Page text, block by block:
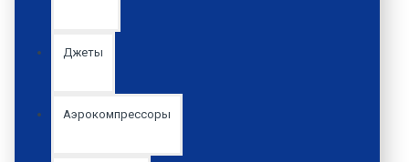
Джеты
Аэрокомпрессоры